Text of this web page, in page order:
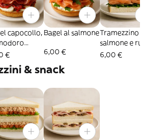
capocollo,
e
€
Bagel al salmone
6,00 €
Tramezzino
salmone e
6,00 €
& snack